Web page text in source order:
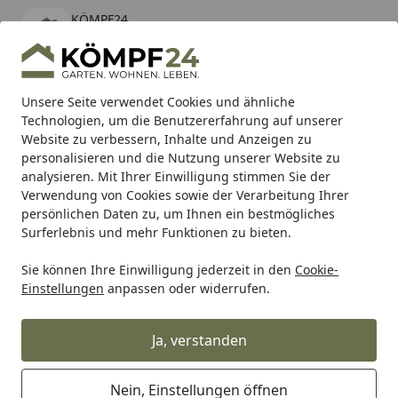
Unsere Seite verwendet Cookies und ähnliche
Technologien, um die Benutzererfahrung auf unserer
Website zu verbessern, Inhalte und Anzeigen zu
personalisieren und die Nutzung unserer Website zu
analysieren. Mit Ihrer Einwilligung stimmen Sie der
Verwendung von Cookies sowie der Verarbeitung Ihrer
persönlichen Daten zu, um Ihnen ein bestmögliches
Surferlebnis und mehr Funktionen zu bieten.
Sie können Ihre Einwilligung jederzeit in den Cookie-
Einstellungen anpassen oder widerrufen.
Ja, verstanden
Nein, Einstellungen öffnen
KÖMPF24
kostenlos - Im App Store
Hotline
Alle Produkte
Mein Konto
Suchen
Karibu Pools inkl. gratis Sandfilteranlage & Pool-
Starterset (Gesamtwert bis 468,99€)
Startseite
Auto & Zweirad Motorradzubehör & Werkzeuge
Supersprox Alu-Kettenrad 520 43Z